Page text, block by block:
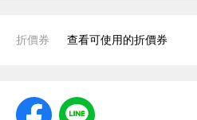
折價券 查看可使用的折價券